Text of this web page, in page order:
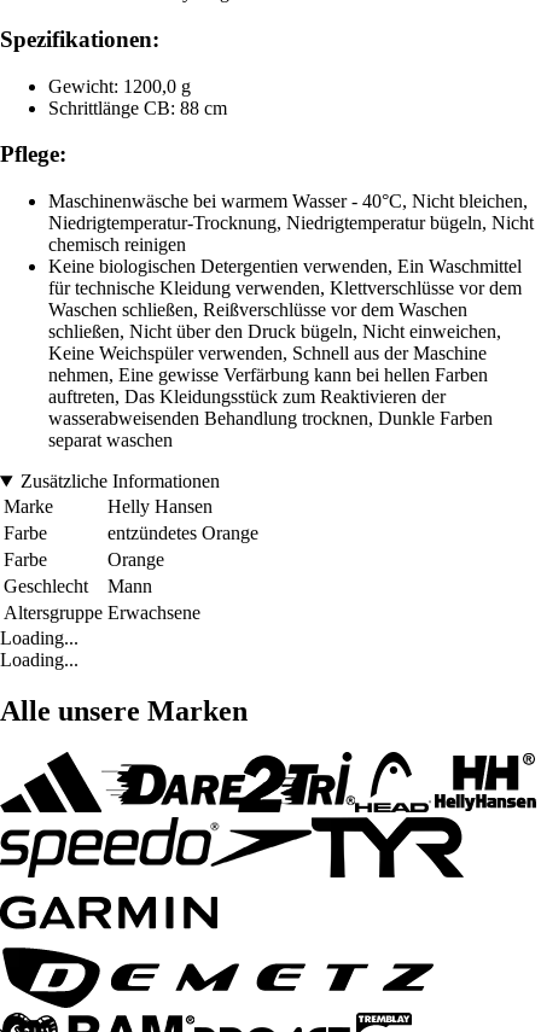
Spezifikationen:
Gewicht: 1200,0 g
Schrittlänge CB: 88 cm
Pflege:
Maschinenwäsche bei warmem Wasser - 40°C, Nicht bleichen,
Niedrigtemperatur-Trocknung, Niedrigtemperatur bügeln, Nicht
chemisch reinigen
Keine biologischen Detergentien verwenden, Ein Waschmittel
für technische Kleidung verwenden, Klettverschlüsse vor dem
Waschen schließen, Reißverschlüsse vor dem Waschen
schließen, Nicht über den Druck bügeln, Nicht einweichen,
Keine Weichspüler verwenden, Schnell aus der Maschine
nehmen, Eine gewisse Verfärbung kann bei hellen Farben
auftreten, Das Kleidungsstück zum Reaktivieren der
wasserabweisenden Behandlung trocknen, Dunkle Farben
separat waschen
Zusätzliche Informationen
Marke
Helly Hansen
Farbe
entzündetes Orange
Farbe
Orange
Geschlecht
Mann
Altersgruppe Erwachsene
Loading...
Loading...
Alle unsere Marken